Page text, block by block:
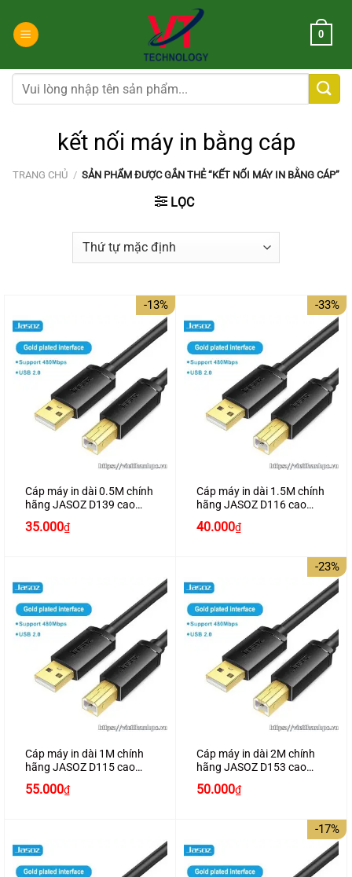
đến
dung
0
Tìm
kiếm:
kết nối máy in bằng cáp
TRANG CHỦ / SẢN PHẨM ĐƯỢC GẮN THẺ “KẾT NỐI MÁY IN BẰNG CÁP”
LỌC
-13%
Cáp máy in dài 0.5M chính
hãng JASOZ D139 cao
Giá
35.000₫Giá
hiện
-33%
Cáp máy in dài 1.5M chính
hãng JASOZ D116 cao
Giá
40.000₫Giá
hiện
Cáp máy in dài 1M chính
hãng JASOZ D115 cao
55.000₫
-23%
Cáp máy in dài 2M chính
hãng JASOZ D153 cao
Giá
50.000₫Giá
hiện
-17%